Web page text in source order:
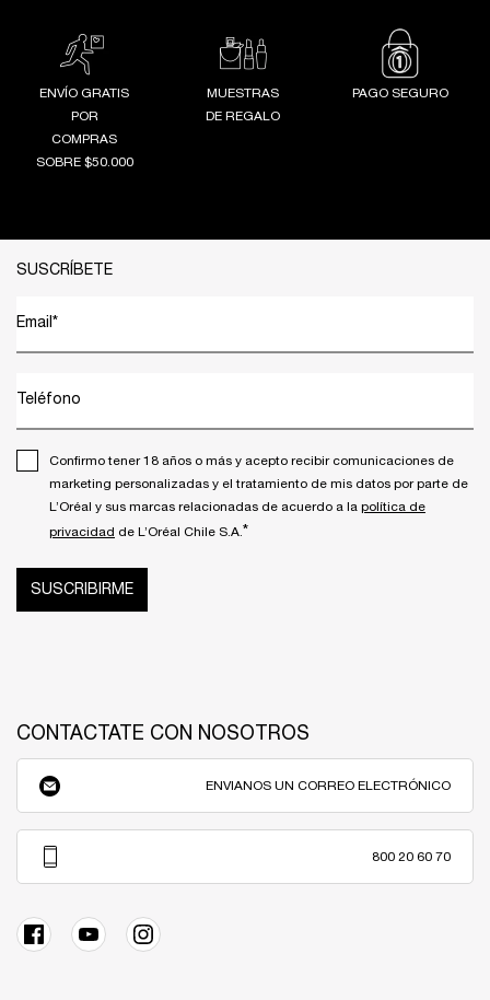
ENVÍO GRATIS
POR
COMPRAS
SOBRE $50.000
MUESTRAS
DE REGALO
PAGO SEGURO
SUSCRÍBETE
Email *
Teléfono
Confirmo tener 18 años o más y acepto recibir comunicaciones de
marketing personalizadas y el tratamiento de mis datos por parte de
L’Oréal y sus marcas relacionadas de acuerdo a la política de
privacidad de L’Oréal Chile S.A. *
SUSCRIBIRME
CONTACTATE CON NOSOTROS
ENVIANOS UN CORREO ELECTRÓNICO
800 20 60 70